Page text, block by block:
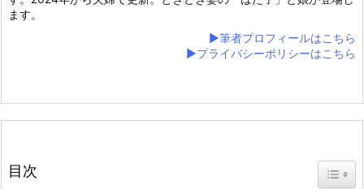
ます。
▶筆者プロフィールはこちら
▶プライバシーポリシーはこちら
目次